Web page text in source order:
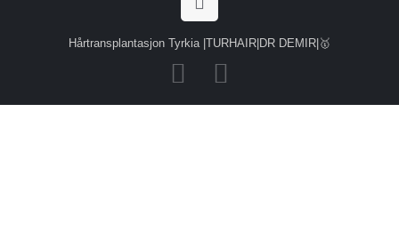
Hårtransplantasjon Tyrkia |TURHAIR|DR DEMIR|🥇